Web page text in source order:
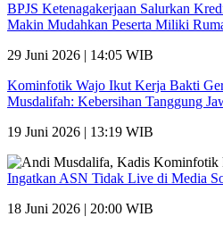
BPJS Ketenagakerjaan Salurkan
Makin Mudahkan Peserta Miliki
29 Juni 2026 | 14:05 WIB
Kominfotik Wajo Ikut Kerja Bakti
Musdalifah: Kebersihan Tanggung
19 Juni 2026 | 13:19 WIB
Ingatkan ASN Tidak Live di Media
18 Juni 2026 | 20:00 WIB